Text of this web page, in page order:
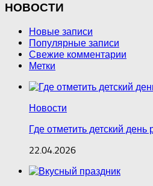
НОВОСТИ
Новые записи
Популярные записи
Свежие комментарии
Метки
Новости
Где отметить детский день
22.04.2026